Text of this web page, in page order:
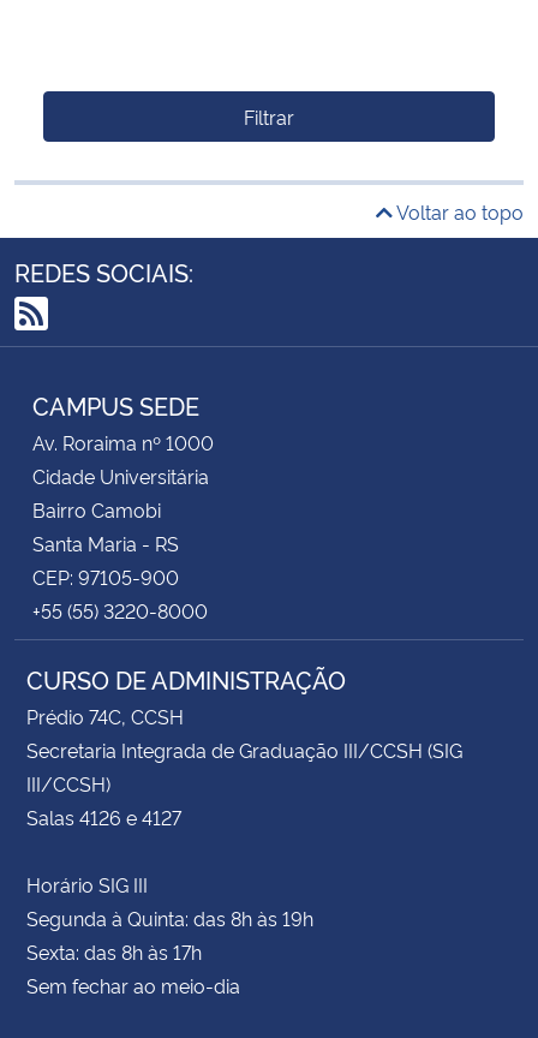
Filtrar
Voltar ao topo
REDES SOCIAIS:
RSS
CAMPUS SEDE
Av. Roraima nº 1000
Cidade Universitária
Bairro Camobi
Santa Maria - RS
CEP: 97105-900
+55 (55) 3220-8000
CURSO DE ADMINISTRAÇÃO
Prédio 74C, CCSH
Secretaria Integrada de Graduação III/CCSH (SIG
III/CCSH)
Salas 4126 e 4127
Horário SIG III
Segunda à Quinta: das 8h às 19h
Sexta: das 8h às 17h
Sem fechar ao meio-dia